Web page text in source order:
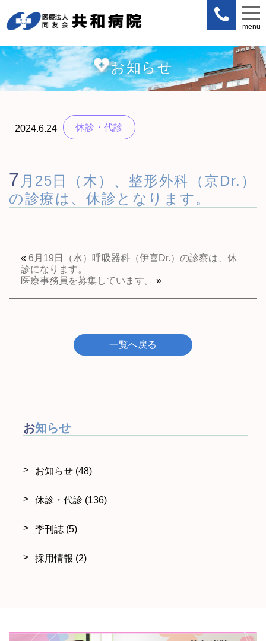
menu
お知らせ
お知らせ
お知らせ (48)
休診・代診 (136)
季刊誌 (5)
採用情報 (2)
2024.6.24 休診・代診
7 月25日（木）、整形外科（京Dr.）
の診療は、休診となります。
« 6月19日（水）呼吸器科（伊喜Dr.）の診察は、休
診になります。
医療事務員を募集しています。
»
一覧へ戻る